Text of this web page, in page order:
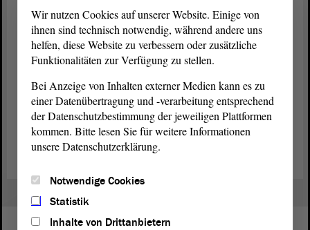
Diktatur.
Zuletzt hatte im Jahr 2017 der „Marsch des Lebens e. V.“ den Preis
zugesprochen bekommen. Der Verein engagiert sich einerseits für
und die Aufarbeitung der Vergangenheit sowie die Versöhnung
zwischen den Nachkommen der Opfer- und Tätergenerationen,
andererseits setzt er ein mächtiges Zeichen gegen den modernen
Antisemitismus und für den Staat Israel.
Wir nutzen Cookies auf unserer Website. Einige von
ihnen sind technisch notwendig, während andere uns
helfen, diese Website zu verbessern oder zusätzliche
Funktionalitäten zur Verfügung zu stellen.
Bei Anzeige von Inhalten externer Medien kann es zu
einer Datenübertragung und -verarbeitung entsprechend
der Datenschutzbestimmung der jeweiligen Plattformen
kommen. Bitte lesen Sie für weitere Informationen
unsere Datenschutzerklärung.
Notwendige Cookies
Statistik
Inhalte von Drittanbietern